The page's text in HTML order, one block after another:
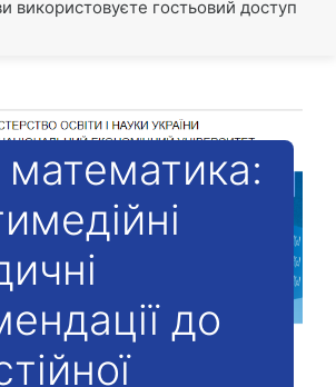
вмісту
використовуєте гостьовий доступ
до